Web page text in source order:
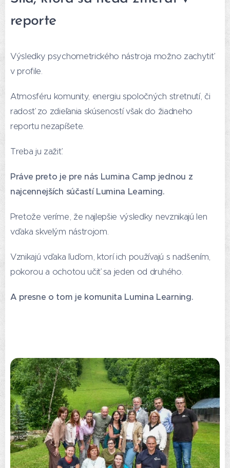
reporte
Výsledky psychometrického nástroja možno zachytiť
v profile.
Atmosféru komunity, energiu spoločných stretnutí, či
radosť zo zdieľania skúseností však do žiadneho
reportu nezapíšete.
Treba ju zažiť.
Práve preto je pre nás Lumina Camp jednou z
najcennejších súčastí Lumina Learning.
Pretože veríme, že najlepšie výsledky nevznikajú len
vďaka skvelým nástrojom.
Vznikajú vďaka ľuďom, ktorí ich používajú s nadšením,
pokorou a ochotou učiť sa jeden od druhého.
A presne o tom je komunita Lumina Learning.